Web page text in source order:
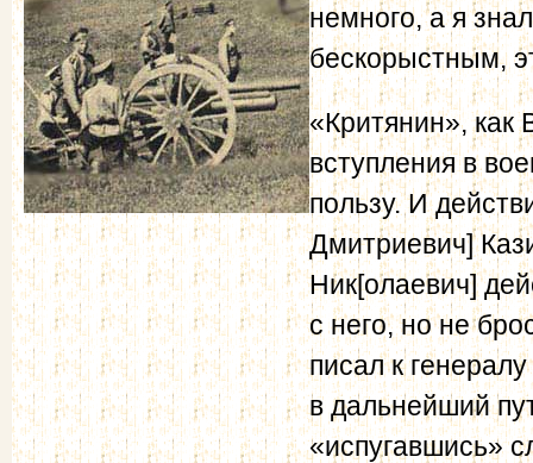
немного, а я
бескорыстным,
«Критянин», как
вступления в
пользу. И
Дмитриевич]
Ник[олаевич]
с него, но не
писал к
в дальнейший
«испугавшись»